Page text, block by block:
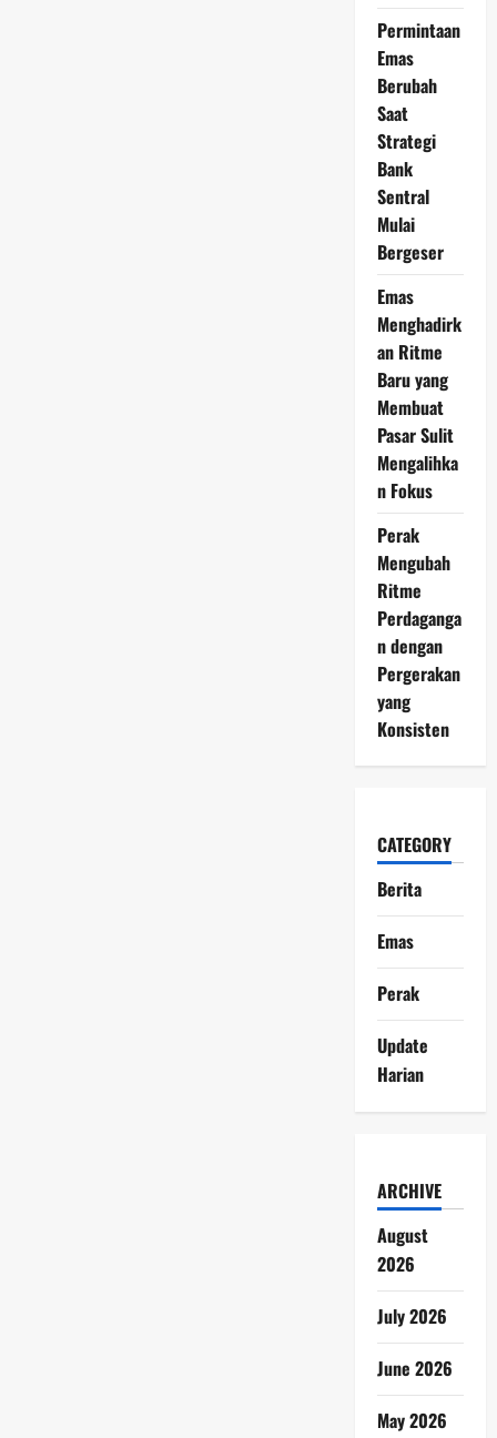
Permintaan
Emas
Berubah
Saat
Strategi
Bank
Sentral
Mulai
Bergeser
Emas
Menghadirk
an Ritme
Baru yang
Membuat
Pasar Sulit
Mengalihka
n Fokus
Perak
Mengubah
Ritme
Perdaganga
n dengan
Pergerakan
yang
Konsisten
CATEGORY
Berita
Emas
Perak
Update
Harian
ARCHIVE
August
2026
July 2026
June 2026
May 2026